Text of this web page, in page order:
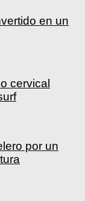
en un
cervical
por un